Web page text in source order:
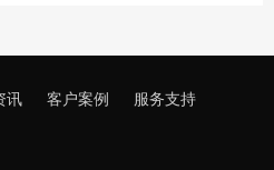
讯 客户案例 服务支持